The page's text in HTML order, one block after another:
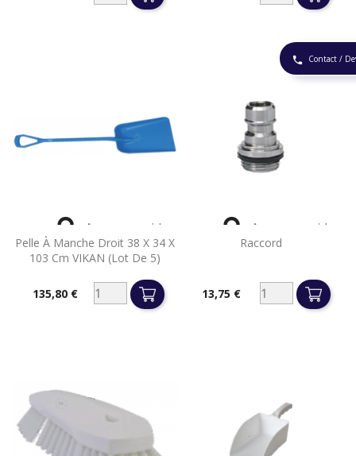
phone Contact /
Pelle À Manche Droit 38 X 34 X
103 Cm VIKAN (lot De 5)
Prix135,80 €
 Aperçu rapide
Raccord
13,75 €
 Aperçu rapide